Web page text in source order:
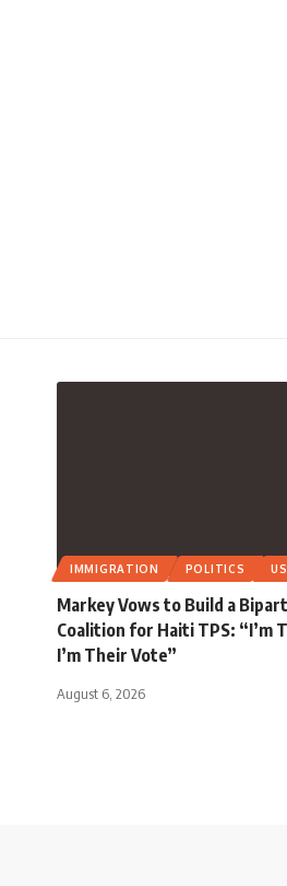
IMMIGRATION POLITICS US
Markey Vows to Build a
Coalition for Haiti TPS: “I’m
I’m Their Vote”
August 6, 2026